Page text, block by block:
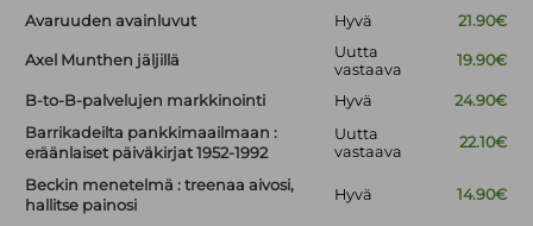
Avaruuden avainluvut Hyvä 21.90€
Axel Munthen jäljillä
Uutta
vastaava
19.90€
B-to-B-palvelujen markkinointi Hyvä
24.90€
Barrikadeilta pankkimaailmaan :
eräänlaiset päiväkirjat 1952-1992
Uutta
vastaava
22.10€
Beckin menetelmä : treenaa aivosi,
hallitse painosi
Hyvä 14.90€